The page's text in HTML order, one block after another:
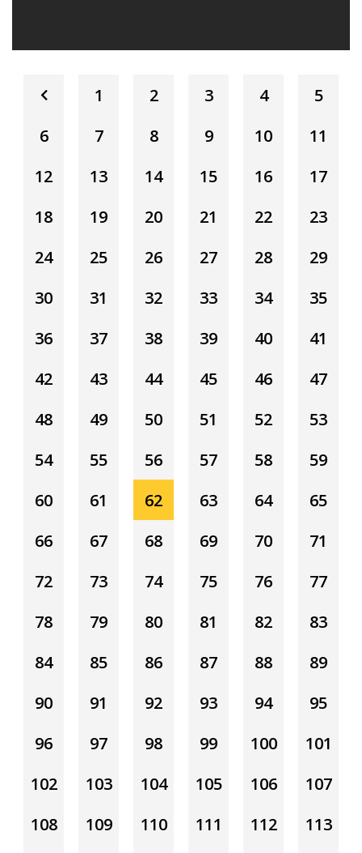
1 2 3 4
5
6
7 8 9 10
11
12
13 14 15 16
17
18
19 20 21 22
23
24
25 26 27 28
29
30
31 32 33 34
35
36
37 38 39 40
41
42
43 44 45 46
47
48
49 50 51 52
53
54
55 56 57 58
59
60
61 62 63 64
65
66
67 68 69 70
71
72
73 74 75 76
77
78
79 80 81 82
83
84
85 86 87 88
89
90
91 92 93 94
95
96
97 98 99 100
101
102
103 104 105 106
107
108
109 110 111 112
113